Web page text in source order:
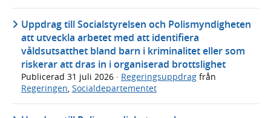
Uppdrag till Socialstyrelsen och Polismyndigheten
att utveckla arbetet med att identifiera
våldsutsatthet bland barn i kriminalitet eller som
riskerar att dras in i organiserad brottslighet
Publicerad 31 juli 2026 · Regeringsuppdrag från
Regeringen, Socialdepartementet